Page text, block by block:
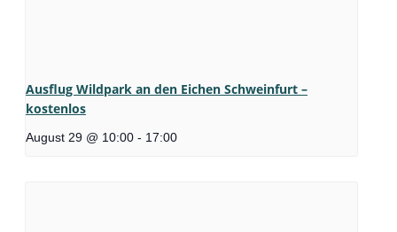
Ausflug Wildpark an den Eichen Schweinfurt –
kostenlos
August 29 @ 10:00 - 17:00